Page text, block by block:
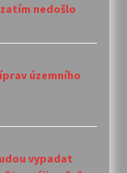
nedošlo
územního
vypadat